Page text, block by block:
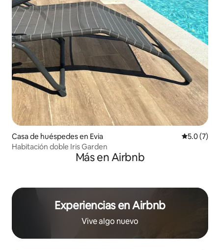
Casa de huéspedes en Evia
5.0 (7)
Habitación doble Iris Garden
Más en Airbnb
Experiencias en Airbnb
Vive algo nuevo